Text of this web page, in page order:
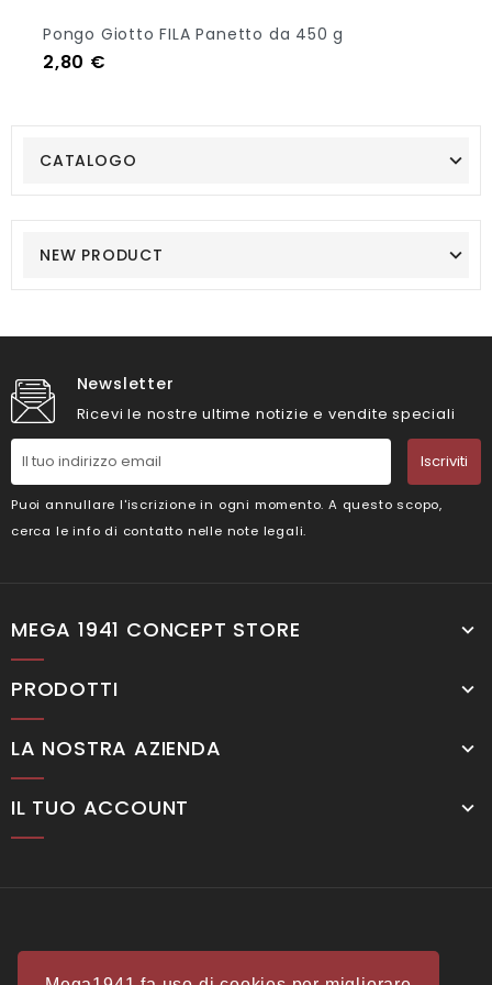
CATALOGO
NEW PRODUCT
Pongo Giotto FILA Panetto da 450 g
Prezzo
2,80 €
Newsletter
Ricevi le nostre ultime notizie e vendite speciali
Iscriviti
Puoi annullare l'iscrizione in ogni momento. A questo scopo,
cerca le info di contatto nelle note legali.
MEGA 1941 CONCEPT STORE
PRODOTTI
LA NOSTRA AZIENDA
IL TUO ACCOUNT